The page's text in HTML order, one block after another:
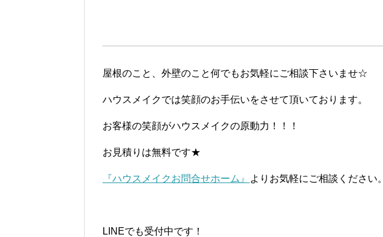
屋根のこと、外壁のこと何でもお気軽にご相談下さいませ☆
ハウスメイクでは笑顔のお手伝いをさせて頂いております。
お客様の笑顔がハウスメイクの原動力！！！
お見積りは無料です★
『ハウスメイクお問合せホーム』 よりお気軽にご相談ください。
LINEでも受付中です！